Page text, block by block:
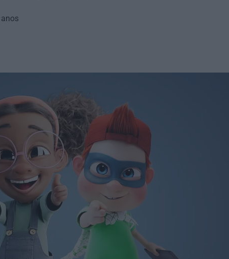
anos